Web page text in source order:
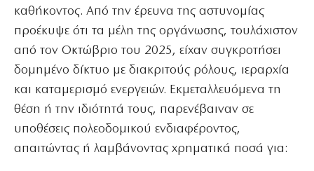
καθήκοντος. Από την έρευνα της αστυνομίας
προέκυψε ότι τα μέλη της οργάνωσης, τουλάχιστον
από τον Οκτώβριο του 2025, είχαν συγκροτήσει
δομημένο δίκτυο με διακριτούς ρόλους, ιεραρχία
και καταμερισμό ενεργειών. Εκμεταλλευόμενα τη
θέση ή την ιδιότητά τους, παρενέβαιναν σε
υποθέσεις πολεοδομικού ενδιαφέροντος,
απαιτώντας ή λαμβάνοντας χρηματικά ποσά για: